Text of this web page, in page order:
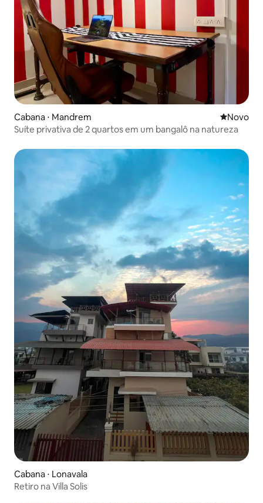
Cabana ⋅ Mandrem Novo
Novo
Suíte privativa de 2 quartos em um bangalô na natureza
Cabana ⋅ Lonavala
Retiro na Villa Solis